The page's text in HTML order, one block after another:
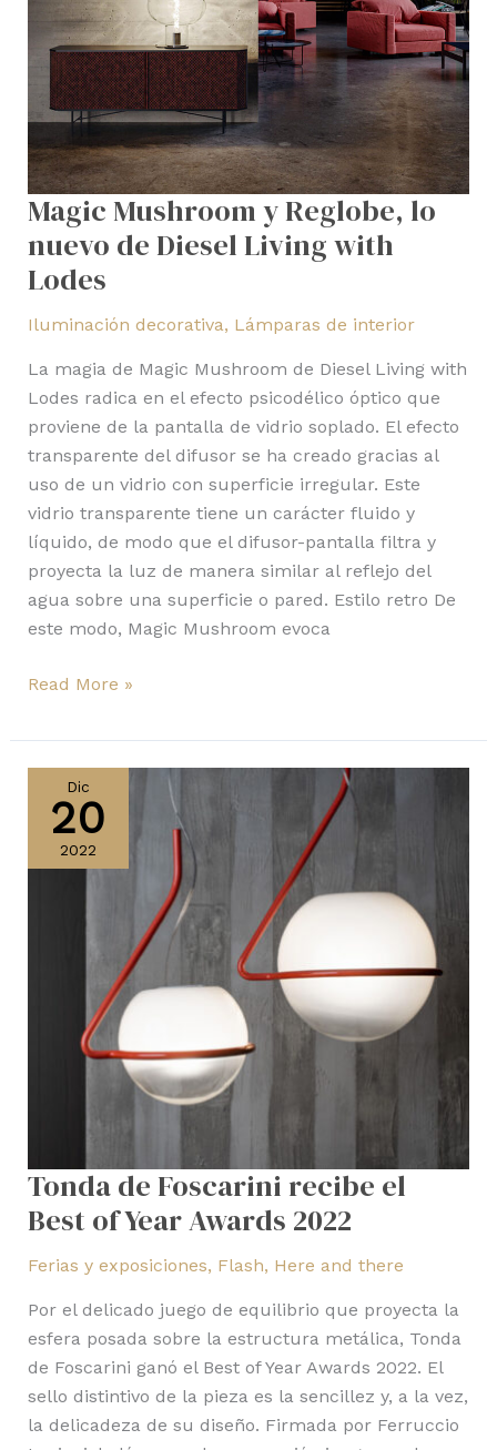
Magic Mushroom y Reglobe, lo
nuevo de Diesel Living with
Lodes
Iluminación decorativa, Lámparas de interior
La magia de Magic Mushroom de Diesel Living with
Lodes radica en el efecto psicodélico óptico que
proviene de la pantalla de vidrio soplado. El efecto
transparente del difusor se ha creado gracias al
uso de un vidrio con superficie irregular. Este
vidrio transparente tiene un carácter fluido y
líquido, de modo que el difusor-pantalla filtra y
proyecta la luz de manera similar al reflejo del
agua sobre una superficie o pared. Estilo retro De
este modo, Magic Mushroom evoca
Lodes
Read More »
Dic
20
2022
Tonda de Foscarini recibe el
Best of Year Awards 2022
Ferias y exposiciones, Flash, Here and there
Por el delicado juego de equilibrio que proyecta la
esfera posada sobre la estructura metálica, Tonda
de Foscarini ganó el Best of Year Awards 2022. El
sello distintivo de la pieza es la sencillez y, a la vez,
la delicadeza de su diseño. Firmada por Ferruccio
Foscarini
recibe
el